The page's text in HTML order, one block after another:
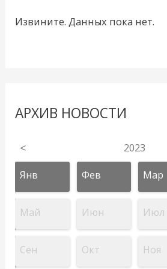
Извините. Данных пока нет.
АРХИВ НОВОСТИ
< 2023
Янв Фев Мар
Май Июн Июл
Сен Окт Ноя